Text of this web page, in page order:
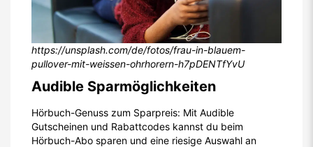
https://unsplash.com/de/fotos/frau-in-blauem-
pullover-mit-weissen-ohrhorern-h7pDENTfYvU
Audible Sparmöglichkeiten
Hörbuch-Genuss zum Sparpreis: Mit Audible
Gutscheinen und Rabattcodes kannst du beim
Hörbuch-Abo sparen und eine riesige Auswahl an